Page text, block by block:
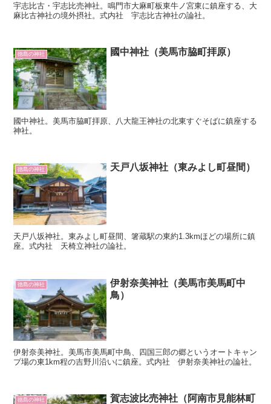
宇志比古・宇志比売神社。鳴門市大麻町板東牛ノ宮東に鎮座する、大
麻比古神社の境外摂社。式内社 宇志比古神社の論社。
徳島の神社 國中神社（美馬市脇町拝原）
國中神社。美馬市脇町拝原、八大龍王神社の北東すぐそばに鎮座する
神社。
徳島の神社 天戸八坂神社（東みよし町昼間）
天戸八坂神社。東みよし町昼間、箸蔵駅の東約1.3kmほどの場所に鎮
座。式内社 天椅立神社の論社。
徳島の神社
伊射奈美神社（美馬市美馬町中
鳥）
伊射奈美神社。美馬市美馬町中鳥、四国三郎の郷というオートキャン
プ場の東1km程の吉野川沿いに鎮座。式内社 伊射奈美神社の論社。
徳島の神社
賀志波比売神社（阿南市見能林町